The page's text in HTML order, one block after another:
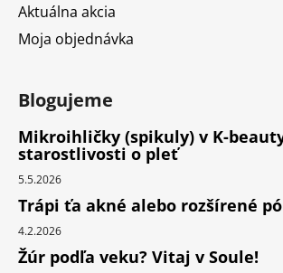
Aktuálna akcia
Moja objednávka
Blogujeme
Mikroihličky (spikuly) v K-
starostlivosti o pleť
5.5.2026
Trápi ťa akné alebo rozšírené
4.2.2026
Žúr podľa veku? Vitaj v Soule!